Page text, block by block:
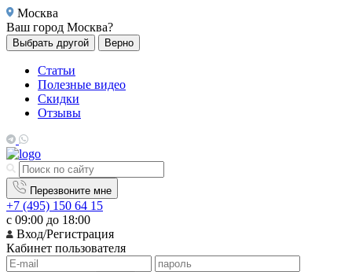
Москва
Ваш город Москва?
Выбрать другой Верно
Статьи
Полезные видео
Скидки
Отзывы
Перезвоните мне
+7 (495) 150 64 15
с 09:00 до 18:00
Вход/Регистрация
Кабинет пользователя